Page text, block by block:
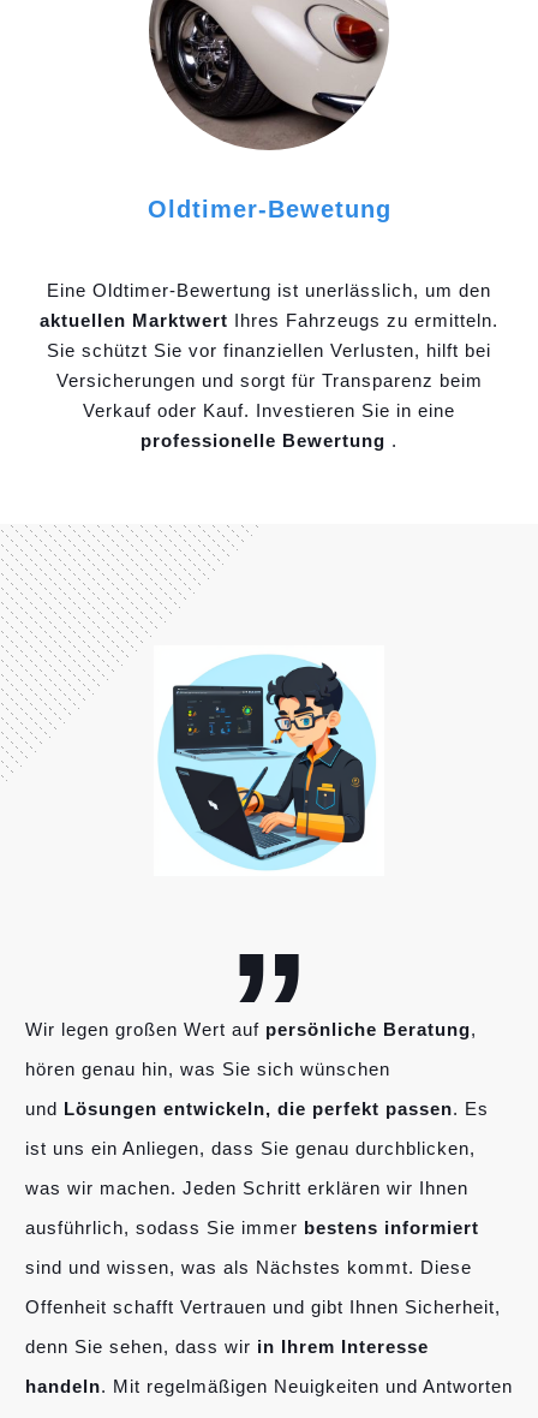
Oldtimer-Bewetung
Eine Oldtimer-Bewertung ist unerlässlich, um den
aktuellen Marktwert Ihres Fahrzeugs zu ermitteln.
Sie schützt Sie vor finanziellen Verlusten, hilft bei
Versicherungen und sorgt für Transparenz beim
Verkauf oder Kauf. Investieren Sie in eine
professionelle Bewertung .
„
Wir legen großen Wert auf persönliche Beratung,
hören genau hin, was Sie sich wünschen
und Lösungen entwickeln, die perfekt passen. Es
ist uns ein Anliegen, dass Sie genau durchblicken,
was wir machen. Jeden Schritt erklären wir Ihnen
ausführlich, sodass Sie immer bestens informiert
sind und wissen, was als Nächstes kommt. Diese
Offenheit schafft Vertrauen und gibt Ihnen Sicherheit,
denn Sie sehen, dass wir in Ihrem Interesse
handeln. Mit regelmäßigen Neuigkeiten und Antworten